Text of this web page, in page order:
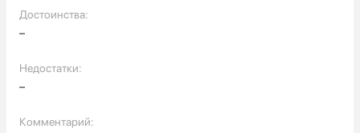
Достоинства:
–
Недостатки:
–
Комментарий: